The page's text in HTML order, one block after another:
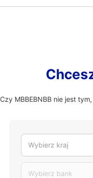
Czy MBBEBNBB nie jest
Wybierz kraj
Wybierz bank